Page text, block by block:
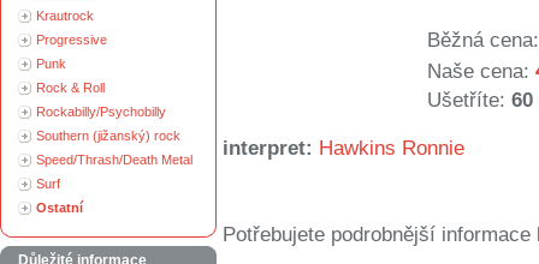
Krautrock
Progressive
Punk
Rock & Roll
Rockabilly/Psychobilly
Southern (jižanský) rock
Speed/Thrash/Death Metal
Surf
Ostatní
Důležité informace
Běžná cena:
Naše cena:
Ušetříte: 60
interpret: Hawkins Ronnie
Potřebujete podrobnější